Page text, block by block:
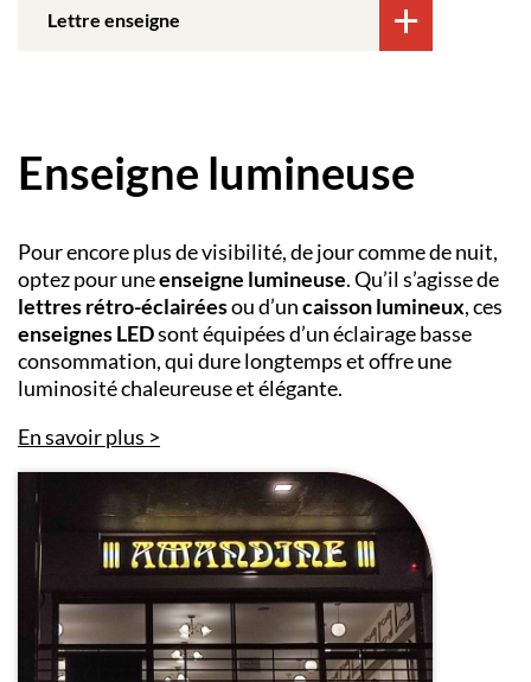
Lettre enseigne
Enseigne lumineuse
Pour encore plus de visibilité, de jour comme de nuit,
optez pour uneenseigne lumineuse. Qu’il s’agisse de
lettres rétro-éclairéesou d’uncaisson lumineux, ces
enseignes LEDsont équipées d’un éclairage basse
consommation, qui dure longtemps et offre une
luminosité chaleureuse et élégante.
En savoir plus